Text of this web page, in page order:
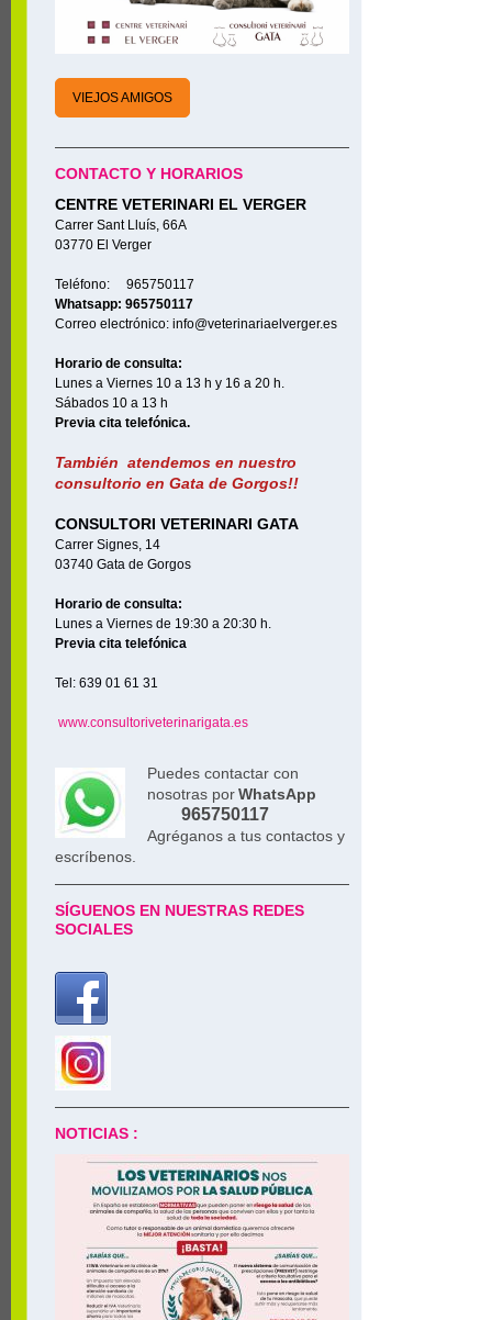
VIEJOS AMIGOS
CONTACTO Y HORARIOS
CENTRE VETERINARI EL VERGER
Carrer Sant Lluís, 66A
03770 El Verger
Teléfono: 965750117
Whatsapp: 965750117
Correo electrónico: info@veterinariaelverger.es
Horario de consulta:
Lunes a Viernes 10 a 13 h y 16 a 20 h.
Sábados 10 a 13 h
Previa cita telefónica.
También atendemos en nuestro
consultorio en Gata de Gorgos!!
CONSULTORI VETERINARI GATA
Carrer Signes, 14
03740 Gata de Gorgos
Horario de consulta:
Lunes a Viernes de 19:30 a 20:30 h.
Previa cita telefónica
Tel: 639 01 61 31
www.consultoriveterinarigata.es
Puedes contactar con
nosotras porWhatsApp
965750117
Agréganos a tus contactos y
escríbenos.
SÍGUENOS EN NUESTRAS REDES
SOCIALES
NOTICIAS :